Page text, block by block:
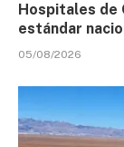
Hospitales de
estándar
05/08/2026